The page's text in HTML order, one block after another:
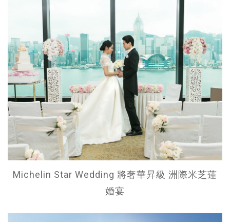
Michelin Star Wedding 將奢華昇級 洲際米芝蓮
婚宴